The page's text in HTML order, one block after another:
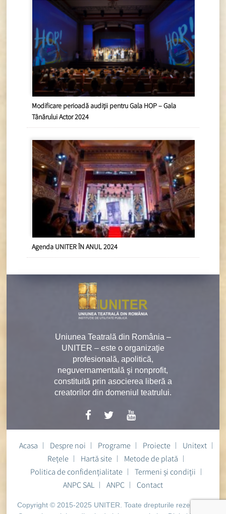
Modificare perioadă audiții pentru Gala HOP – Gala
Tânărului Actor 2024
Agenda UNITER ÎN ANUL 2024
Uniunea Teatrală din România –
UNITER – este o organizaţie
profesională, apolitică,
neguvernamentală şi nonprofit,
constituită prin asocierea liberă a
creatorilor din domeniul teatrului.
Acasa Despre noi Programe Proiecte
Unitext
Rețele
Hartă site
Metode de plată
Politica de confidențialitate
Termeni și condiții
ANPC SAL
ANPC Contact
Copyright © 2015-2025 UNITER. Toate drepturile rezervate.